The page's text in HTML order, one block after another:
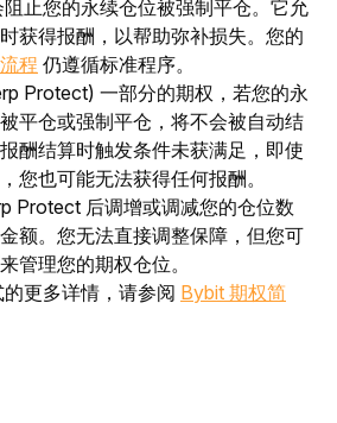
止您的永续仓位被强制平仓。它允
获得报酬，以帮助弥补损失。您的
程 仍遵循标准程序。
Protect) 一部分的期权，若您的永
平仓或强制平仓，将不会被自动结
酬结算时触发条件未获满足，即使
您也可能无法获得任何报酬。
Protect 后调增或调减您的仓位数
额。您无法直接调整保障，但您可
管理您的期权仓位。
更多详情，请参阅 Bybit 期权简